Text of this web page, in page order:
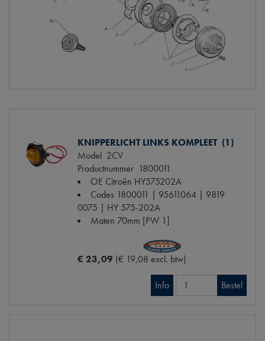
KNIPPERLICHT LINKS KOMPLEET (1)
Model 2CV
Productnummer 1800011
OE Citroën HY575202A
Codes 1800011 | 95611064 | 9819
0075 | HY 575-202A
Maten 70mm [PW 1]
€ 23,09 (€ 19,08 excl. btw)
Info Bestel